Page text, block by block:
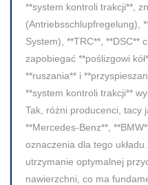
**system kontroli trakcji**,
(Antriebsschlupfregelung),
System), **TRC**, **DSC**
zapobiegać **poślizgowi
**ruszania** i
**system kontroli trakcji**
Tak, różni producenci, tacy
**Mercedes-Benz**,
oznaczenia dla tego
utrzymanie optymalnej
nawierzchni, co ma